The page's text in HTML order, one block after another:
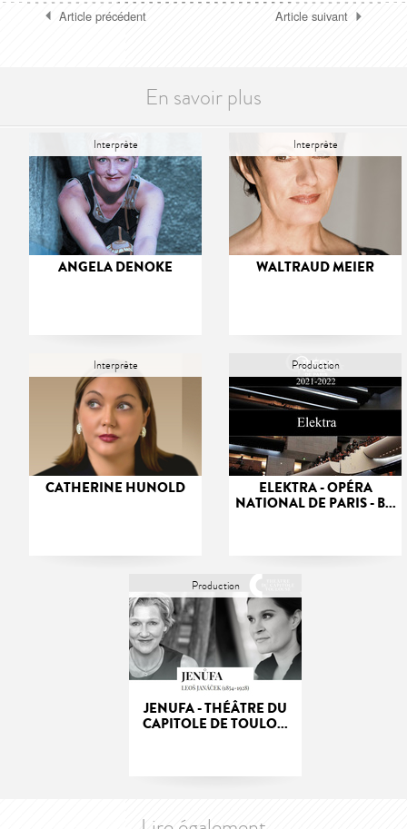
Article précédent Article suivant
En savoir plus
Interprète
ANGELA DENOKE
Interprète
WALTRAUD MEIER
Interprète
CATHERINE HUNOLD
Production
ELEKTRA - OPÉRA
NATIONAL DE PARIS - B...
Production
JENUFA - THÉÂTRE DU
CAPITOLE DE TOULO...